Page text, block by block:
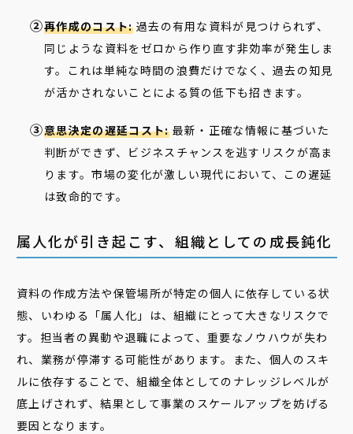
再作成のコスト:過去の有用な資料が見つけられず、
同じような資料をゼロから作り直す非効率が発生しま
す。これは単純な時間の浪費だけでなく、過去の知見
が活かされないことによる質の低下も招きます。
意思決定の遅延コスト:最新・正確な情報に基づいた
判断ができず、ビジネスチャンスを逃すリスクが高ま
ります。市場の変化が激しい現代において、この遅延
は致命的です。
属人化が引き起こす、組織としての成長鈍化
資料の作成方法や保管場所が特定の個人に依存している状
態、いわゆる「属人化」は、組織にとって大きなリスクで
す。担当者の異動や退職によって、重要なノウハウが失わ
れ、業務が停滞する可能性があります。また、個人のスキ
ルに依存することで、組織全体としてのナレッジレベルが
底上げされず、結果として事業のスケールアップを妨げる
要因となります。